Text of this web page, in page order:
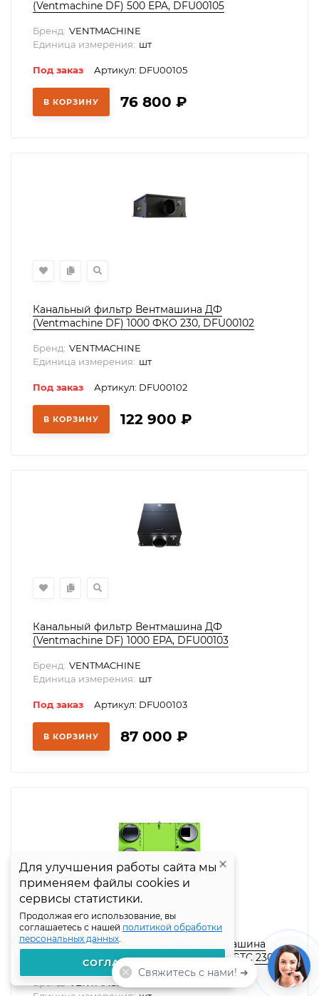
Для улучшения работы сайта мы
применяем файлы cookies и
сервисы статистики.
Продолжая его использование, вы
соглашаетесь с нашей политикой обработки
персональных данных.
СОГЛАШАЮСЬ
(Ventmachine DF) 500 EPA, DFU00105
Бренд: VENTMACHINE
Единица измерения: шт
Под заказ Артикул: DFU00105
В КОРЗИНУ 76 800 ₽
Канальный фильтр Вентмашина ДФ
(Ventmachine DF) 1000 ФКО 230, DFU00102
Бренд: VENTMACHINE
Единица измерения: шт
Под заказ Артикул: DFU00102
В КОРЗИНУ 122 900 ₽
Канальный фильтр Вентмашина ДФ
(Ventmachine DF) 1000 ЕРА, DFU00103
Бренд: VENTMACHINE
Единица измерения: шт
Под заказ Артикул: DFU00103
В КОРЗИНУ 87 000 ₽
Приточно-вытяжная установка Вентмашина
Зефир (Ventmachine Zephyr) 600 ПУЭ GTC 230,
VENTMACHINE
Для улучшения работы сайта мы
применяем файлы cookies и
сервисы статистики.
Продолжая его использование, вы
соглашаетесь с нашей политикой обработки
персональных данных.
СОГЛАШАЮСЬ
Свяжитесь с нами! ➜